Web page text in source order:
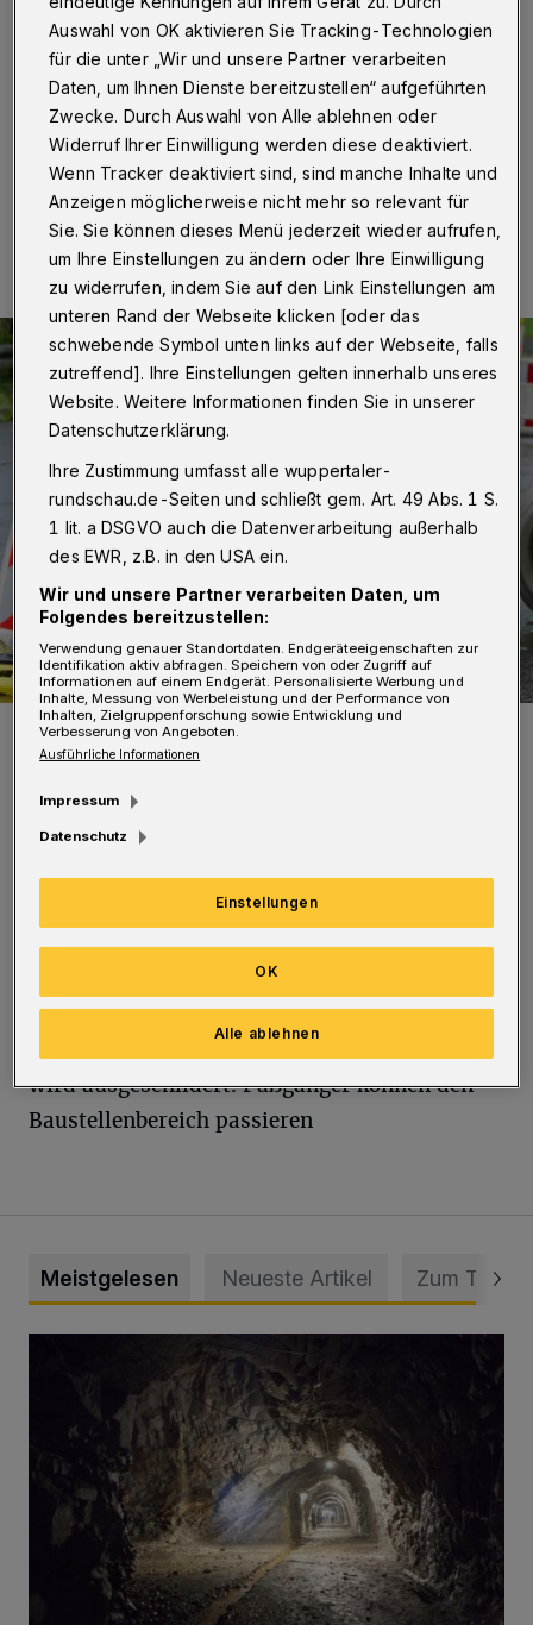
Wuppertal·Ab Mittwoch (29. August 2018) setzen
die WSW die Kanalerneuerung in der Elsasser Straße
fort.
23.08.2018 , 13:34 Uhr Eine Minute Lesezeit
Symbolbild.
Foto: WSW
In den kommenden vier Monaten werden die
Kanäle zwischen Lothringer Straße und
Steinenfeld erneuert. Der gesperrte
Bauabschnitt kann über Ostersbaum und Am
wird ausgeschildert. Fußgänger können den
Baustellenbereich passieren
Meistgelesen Neueste Artikel Zum Thema
Auswahl von OK aktivieren Sie Tracking-Technologien
für die unter „Wir und unsere Partner verarbeiten
Daten, um Ihnen Dienste bereitzustellen“ aufgeführten
Zwecke. Durch Auswahl von Alle ablehnen oder
Widerruf Ihrer Einwilligung werden diese deaktiviert.
Wenn Tracker deaktiviert sind, sind manche Inhalte und
Anzeigen möglicherweise nicht mehr so relevant für
Sie. Sie können dieses Menü jederzeit wieder aufrufen,
um Ihre Einstellungen zu ändern oder Ihre Einwilligung
zu widerrufen, indem Sie auf den Link Einstellungen am
unteren Rand der Webseite klicken [oder das
schwebende Symbol unten links auf der Webseite, falls
zutreffend]. Ihre Einstellungen gelten innerhalb unseres
Website. Weitere Informationen finden Sie in unserer
Datenschutzerklärung.
Ihre Zustimmung umfasst alle wuppertaler-
rundschau.de-Seiten und schließt gem. Art. 49 Abs. 1 S.
1 lit. a DSGVO auch die Datenverarbeitung außerhalb
des EWR, z.B. in den USA ein.
Wir und unsere Partner verarbeiten Daten, um
Folgendes bereitzustellen:
Verwendung genauer Standortdaten. Endgeräteeigenschaften zur
Identifikation aktiv abfragen. Speichern von oder Zugriff auf
Informationen auf einem Endgerät. Personalisierte Werbung und
Inhalte, Messung von Werbeleistung und der Performance von
Inhalten, Zielgruppenforschung sowie Entwicklung und
Verbesserung von Angeboten.
Ausführliche Informationen
Impressum
Datenschutz
Einstellungen
Alle ablehnen
OK